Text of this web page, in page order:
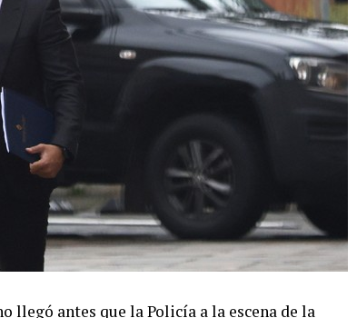
llegó antes que la Policía a la escena de la